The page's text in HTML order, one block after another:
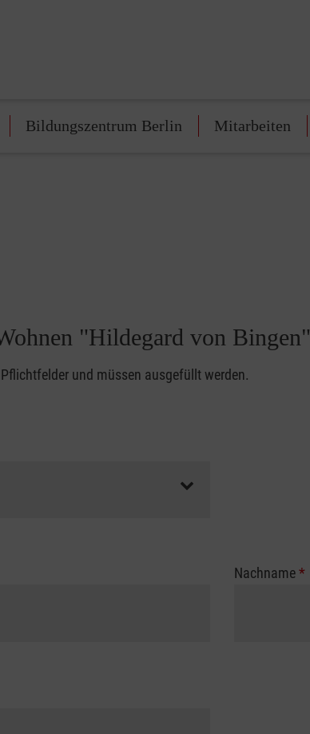
Bildungszentrum Berlin Mitarbeiten
"Hildegard von Bingen"
und müssen ausgefüllt werden.
Nachname*